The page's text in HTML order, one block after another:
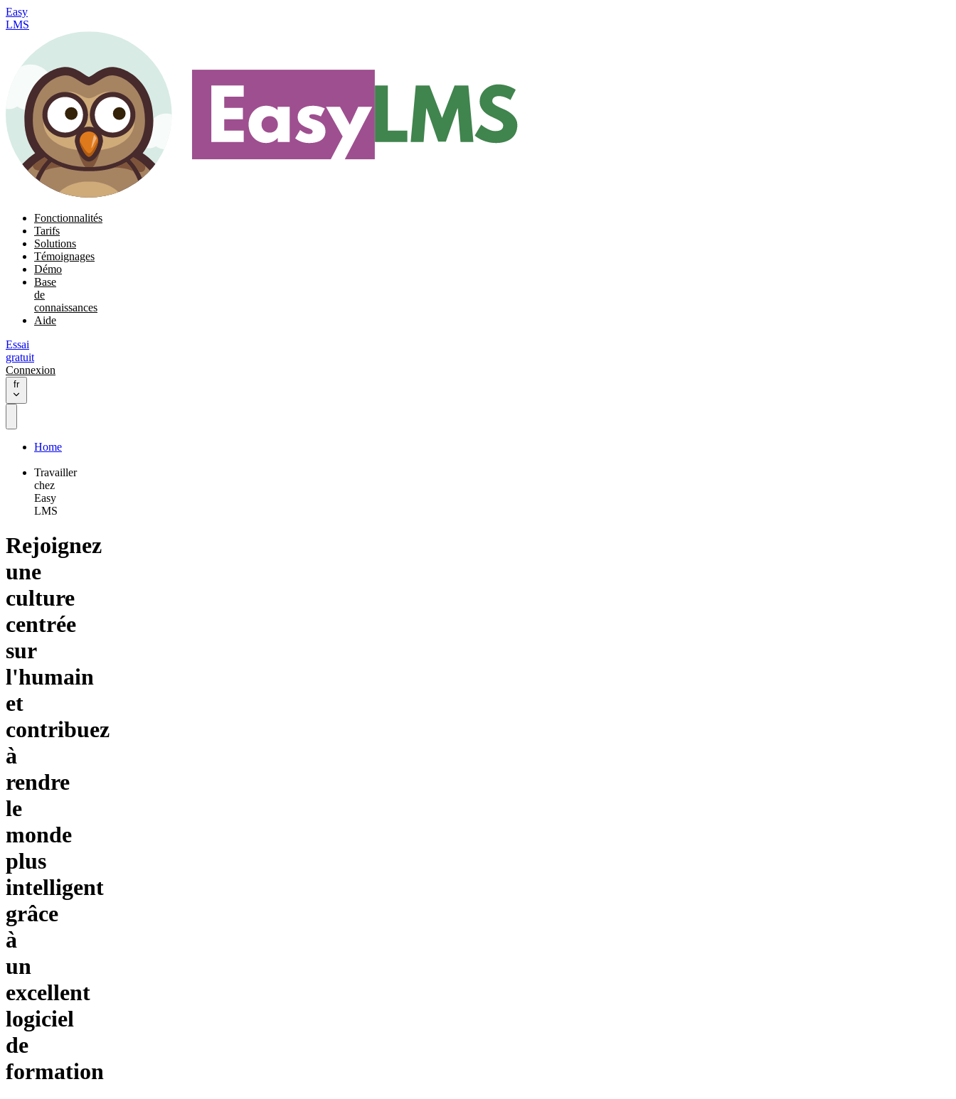
Easy
LMS
Fonctionnalités
Tarifs
Solutions
Témoignages
Démo
Base
de
connaissances
Aide
Essai
gratuit
Connexion
fr
Home
Travailler
chez
Easy
LMS
Rejoignez
une
culture
centrée
sur
l'humain
et
contribuez
à
rendre
le
monde
plus
intelligent
grâce
à
un
excellent
logiciel
de
formation